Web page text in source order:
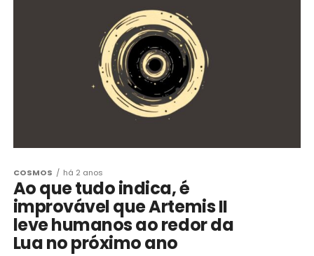
COSMOS há 2 anos
Ao que tudo indica, é
improvável que Artemis II
leve humanos ao redor da
Lua no próximo ano